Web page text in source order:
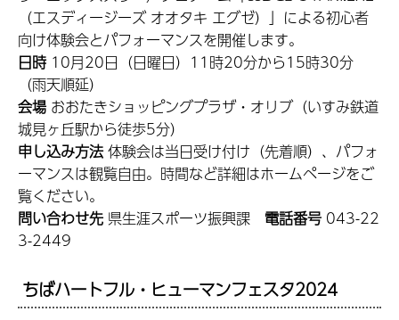
（エスディージーズ オオタキ エグゼ）」による初心者
向け体験会とパフォーマンスを開催します。
日時 10月20日（日曜日）11時20分から15時30分
（雨天順延）
会場 おおたきショッピングプラザ・オリブ（いすみ鉄道
城見ヶ丘駅から徒歩5分）
申し込み方法体験会は当日受け付け（先着順）、パフォ
ーマンスは観覧自由。時間など詳細はホームページをご
覧ください。
問い合わせ先 県生涯スポーツ振興課 電話番号 043-22
3-2449
ちばハートフル・ヒューマンフェスタ2024